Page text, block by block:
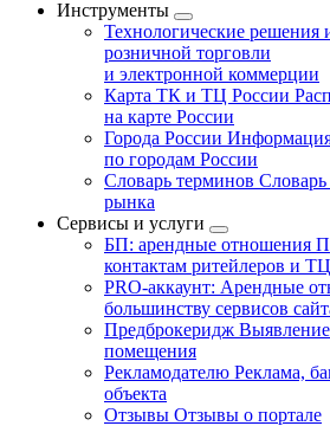
Инструменты
Технологические решения
розничной торговли
и электронной коммерции
Карта ТК и ТЦ России
на карте России
Города России
по городам России
Словарь терминов
рынка
Сервисы и услуги
БП: арендные отношения
контактам ритейлеров и ТЦ
PRO-аккаунт: Арендные
большинству сервисов
Предброкеридж Выявление
помещения
Рекламодателю Реклама,
объекта
Отзывы Отзывы о портале